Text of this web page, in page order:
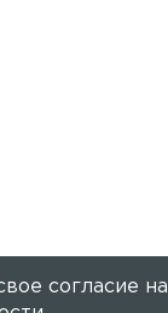
согласие на